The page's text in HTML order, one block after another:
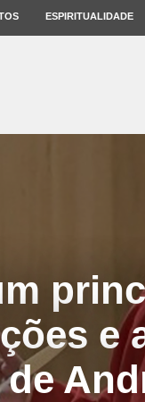
ESPIRITUALIDADE
e